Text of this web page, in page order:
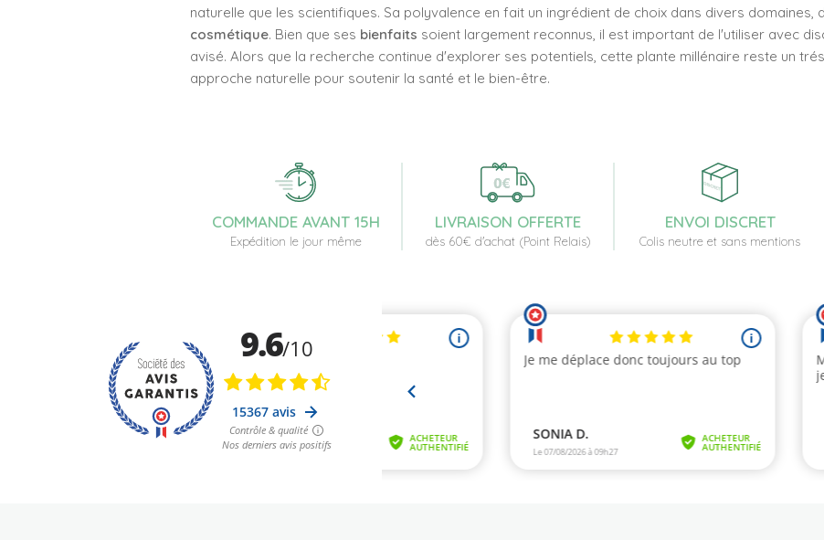
naturelle que les scientifiques. Sa polyvalence en fait un ingrédient de choix dans divers domaines,
cosmétique. Bien que ses bienfaits soient largement reconnus, il est important de l'utiliser avec
avisé. Alors que la recherche continue d'explorer ses potentiels, cette plante millénaire reste un
approche naturelle pour soutenir la santé et le bien-être.
COMMANDE AVANT 15H
Expédition le jour même
LIVRAISON OFFERTE
dès 60€ d'achat (Point Relais)
ENVOI DISCRET
Colis neutre et sans mentions